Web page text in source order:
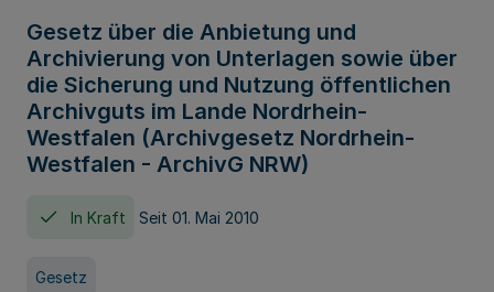
Gesetz über die Anbietung und
Archivierung von Unterlagen sowie über
die Sicherung und Nutzung öffentlichen
Archivguts im Lande Nordrhein-
Westfalen (Archivgesetz Nordrhein-
Westfalen - ArchivG NRW)
In Kraft Seit 01. Mai 2010
Gesetz